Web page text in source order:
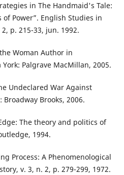
in The Handmaid's Tale:
Power”. English Studies in
p. 215-33, jun. 1992.
Woman Author in
Palgrave MacMillan, 2005.
Undeclared War Against
Brooks, 2006.
The theory and politics of
1994.
Process: A Phenomenological
v. 3, n. 2, p. 279-299, 1972.